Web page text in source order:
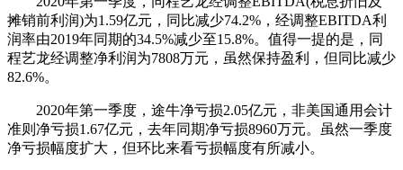
摊销前利润)为1.59亿元，同比减少74.2%，经调整EBITDA利
润率由2019年同期的34.5%减少至15.8%。值得一提的是，同
程艺龙经调整净利润为7808万元，虽然保持盈利，但同比减少
82.6%。
2020年第一季度，途牛净亏损2.05亿元，非美国通用会计
准则净亏损1.67亿元，去年同期净亏损8960万元。虽然一季度
净亏损幅度扩大，但环比来看亏损幅度有所减小。